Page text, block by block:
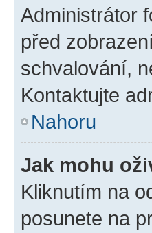
Administrátor
před
schvalování,
Kontaktujte
Nahoru
Jak mohu
Kliknutím na
posunete na